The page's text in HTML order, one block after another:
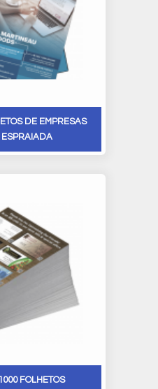
DE EMPRESAS
ESPRAIADA
FOLHETOS